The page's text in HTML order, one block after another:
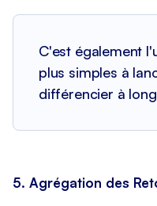
C'est également
plus simples à
différencier à
5. Agrégation des